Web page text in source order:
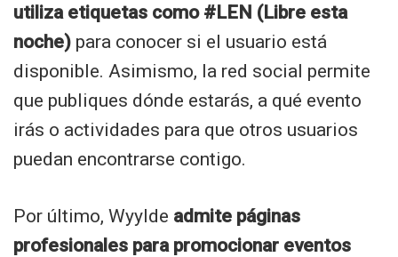
utiliza etiquetas como #LEN (Libre esta
noche) para conocer si el usuario está
disponible. Asimismo, la red social permite
que publiques dónde estarás, a qué evento
irás o actividades para que otros usuarios
puedan encontrarse contigo.
Por último, Wyylde admite páginas
profesionales para promocionar eventos